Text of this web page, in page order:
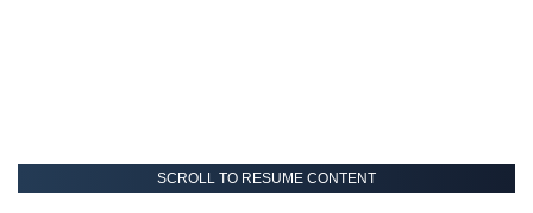
SCROLL TO RESUME CONTENT